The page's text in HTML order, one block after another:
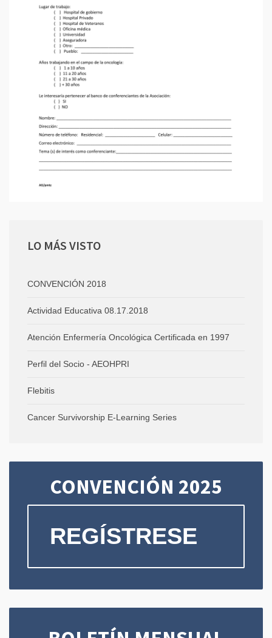
LO MÁS VISTO
CONVENCIÓN 2018
Actividad Educativa 08.17.2018
Atención Enfermería Oncológica Certificada en 1997
Perfil del Socio - AEOHPRI
Flebitis
Cancer Survivorship E-Learning Series
CONVENCIÓN 2025
REGÍSTRESE